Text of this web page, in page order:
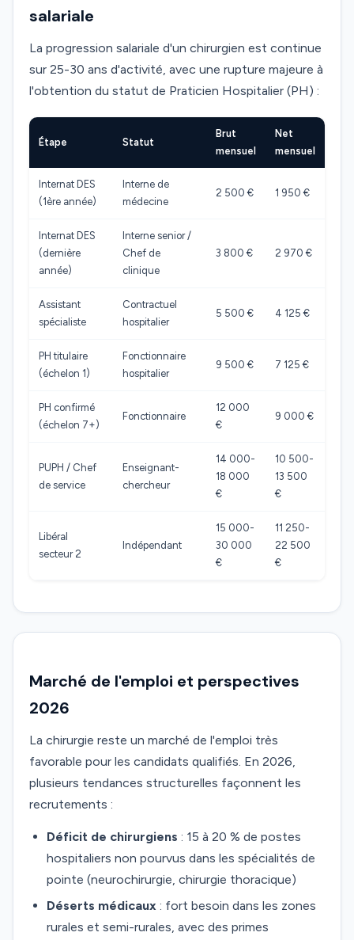
salariale
La progression salariale d'un chirurgien est continue
sur 25-30 ans d'activité, avec une rupture majeure à
l'obtention du statut de Praticien Hospitalier (PH) :
Étape Statut
Brut
mensuel
Net
mensuel
Internat DES
(1ère année)
Interne de
médecine
2 500 € 1 950 €
Internat DES
(dernière
année)
Interne senior /
Chef de
clinique
3 800 € 2 970 €
Assistant
spécialiste
Contractuel
hospitalier
5 500 € 4 125 €
PH titulaire
(échelon 1)
Fonctionnaire
hospitalier
9 500 € 7 125 €
PH confirmé
(échelon 7+)
Fonctionnaire
12 000
€
9 000 €
PUPH / Chef
de service
Enseignant-
chercheur
14 000-
18 000
€
10 500-
13 500
€
Libéral
secteur 2
Indépendant
15 000-
30 000
€
11 250-
22 500
€
Marché de l'emploi et perspectives
2026
La chirurgie reste un marché de l'emploi très
favorable pour les candidats qualifiés. En 2026,
plusieurs tendances structurelles façonnent les
recrutements :
Déficit de chirurgiens : 15 à 20 % de postes
hospitaliers non pourvus dans les spécialités de
pointe (neurochirurgie, chirurgie thoracique)
Déserts médicaux : fort besoin dans les zones
rurales et semi-rurales, avec des primes